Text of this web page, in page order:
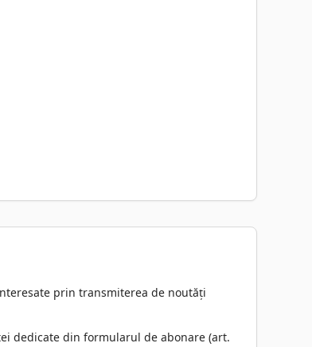
prin transmiterea de noutăți
dedicate din formularul de abonare (art.